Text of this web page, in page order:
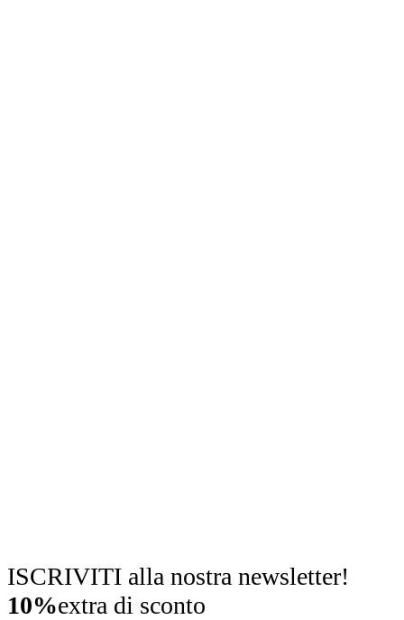
ISCRIVITI alla nostra newsletter!
10%extra di sconto